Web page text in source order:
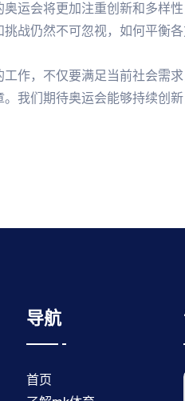
运会将更加注重创新和多样
战仍然不可忽视，如何平衡
作，不仅要满足当前社会需
我们期待奥运会能够持续创
导航
首页